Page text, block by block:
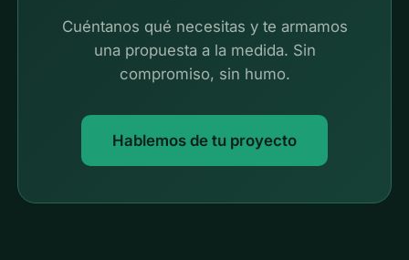
Cuéntanos qué necesitas y te armamos
una propuesta a la medida. Sin
compromiso, sin humo.
Hablemos de tu proyecto